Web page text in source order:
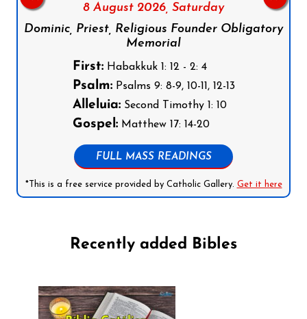
8 August 2026, Saturday
Dominic, Priest, Religious Founder Obligatory
Memorial
First:Habakkuk 1: 12 - 2: 4
Psalm:Psalms 9: 8-9, 10-11, 12-13
Alleluia:Second Timothy 1: 10
Gospel:Matthew 17: 14-20
FULL MASS READINGS
*This is a free service provided by Catholic Gallery. Get it here
Recently added Bibles